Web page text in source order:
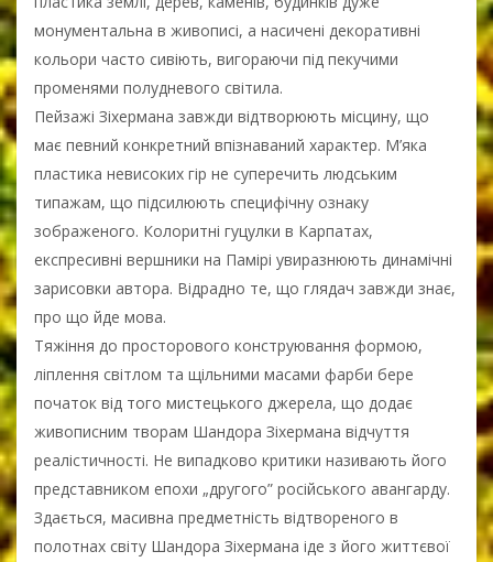
монументальна в живописі, а насичені декоративні
кольори часто сивіють, вигораючи під пекучими
променями полудневого світила.
Пейзажі Зіхермана завжди відтворюють місцину, що
має певний конкретний впізнаваний характер. М’яка
пластика невисоких гір не суперечить людським
типажам, що підсилюють специфічну ознаку
зображеного. Колоритні гуцулки в Карпатах,
експресивні вершники на Памірі увиразнюють динамічні
зарисовки автора. Відрадно те, що глядач завжди знає,
про що йде мова.
Тяжіння до просторового конструювання формою,
ліплення світлом та щільними масами фарби бере
початок від того мистецького джерела, що додає
живописним творам Шандора Зіхермана відчуття
реалістичності. Не випадково критики називають його
представником епохи „другого” російського авангарду.
Здається, масивна предметність відтвореного в
полотнах світу Шандора Зіхермана іде з його життєвої